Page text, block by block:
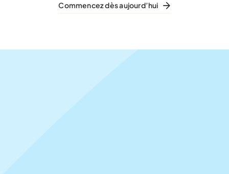
Commencez dès aujourd’hui